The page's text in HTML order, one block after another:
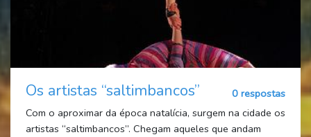
Os artistas “saltimbancos”
0 respostas
Com o aproximar da época natalícia, surgem na cidade os
artistas “saltimbancos”. Chegam aqueles que andam